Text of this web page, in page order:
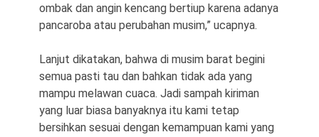
ombak dan angin kencang bertiup karena adanya
pancaroba atau perubahan musim,” ucapnya.
Lanjut dikatakan, bahwa di musim barat begini
semua pasti tau dan bahkan tidak ada yang
mampu melawan cuaca. Jadi sampah kiriman
yang luar biasa banyaknya itu kami tetap
bersihkan sesuai dengan kemampuan kami yang